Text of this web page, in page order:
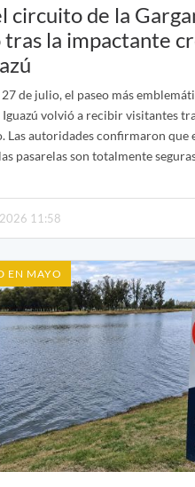
circuito de la
la impactante
de julio, el paseo más
volvió a recibir visitantes
Las autoridades confirmaron que
pasarelas son totalmente
11:58
EN MAYO